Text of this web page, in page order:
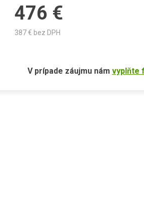
476 €
387€ bez DPH
V prípade záujmu nám vyplňte